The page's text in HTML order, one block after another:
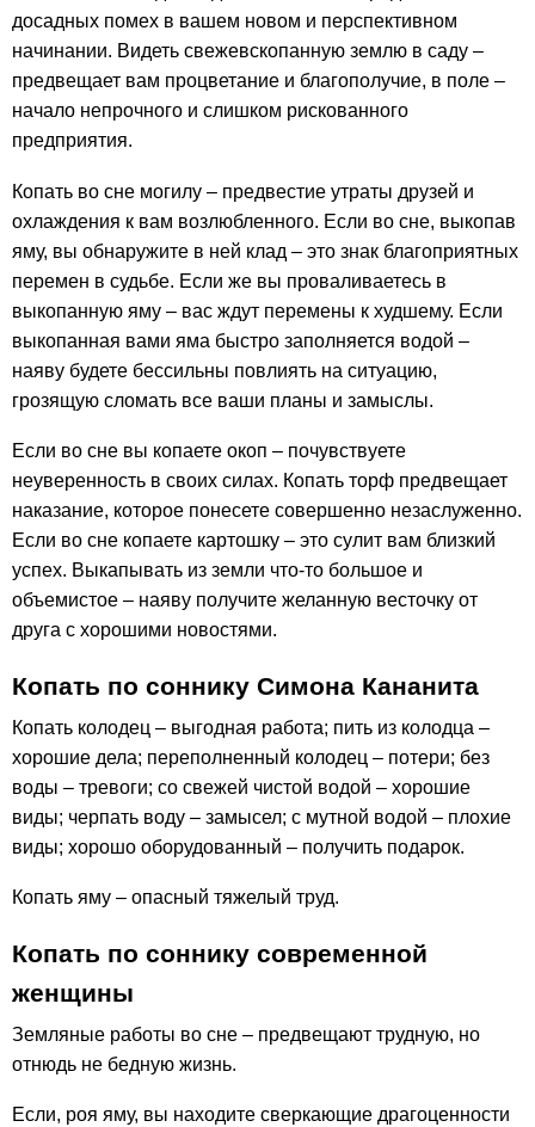
досадных помех в вашем новом и перспективном
начинании. Видеть свежевскопанную землю в саду –
предвещает вам процветание и благополучие, в поле –
начало непрочного и слишком рискованного
предприятия.
Копать во сне могилу – предвестие утраты друзей и
охлаждения к вам возлюбленного. Если во сне, выкопав
яму, вы обнаружите в ней клад – это знак благоприятных
перемен в судьбе. Если же вы проваливаетесь в
выкопанную яму – вас ждут перемены к худшему. Если
выкопанная вами яма быстро заполняется водой –
наяву будете бессильны повлиять на ситуацию,
грозящую сломать все ваши планы и замыслы.
Если во сне вы копаете окоп – почувствуете
неуверенность в своих силах. Копать торф предвещает
наказание, которое понесете совершенно незаслуженно.
Если во сне копаете картошку – это сулит вам близкий
успех. Выкапывать из земли что-то большое и
объемистое – наяву получите желанную весточку от
друга с хорошими новостями.
Копать по соннику Симона Кананита
Копать колодец – выгодная работа; пить из колодца –
хорошие дела; переполненный колодец – потери; без
воды – тревоги; со свежей чистой водой – хорошие
виды; черпать воду – замысел; с мутной водой – плохие
виды; хорошо оборудованный – получить подарок.
Копать яму – опасный тяжелый труд.
Копать по соннику современной
женщины
Земляные работы во сне – предвещают трудную, но
отнюдь не бедную жизнь.
Если, роя яму, вы находите сверкающие драгоценности